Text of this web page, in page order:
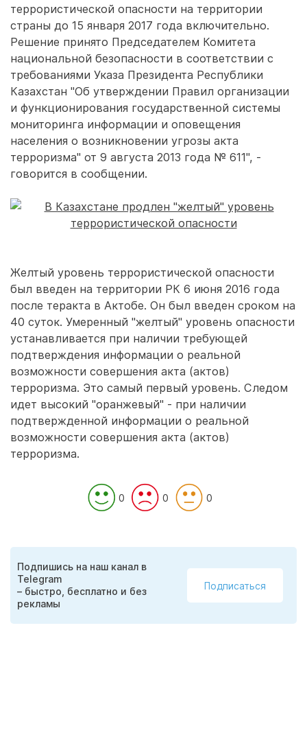
террористической опасности на территории
страны до 15 января 2017 года включительно.
Решение принято Председателем Комитета
национальной безопасности в соответствии с
требованиями Указа Президента Республики
Казахстан "Об утверждении Правил организации
и функционирования государственной системы
мониторинга информации и оповещения
населения о возникновении угрозы акта
терроризма" от 9 августа 2013 года № 611", -
говорится в сообщении.
Желтый уровень террористической опасности
был введен на территории РК 6 июня 2016 года
после теракта в Актобе. Он был введен сроком на
40 суток. Умеренный "желтый" уровень опасности
устанавливается при наличии требующей
подтверждения информации о реальной
возможности совершения акта (актов)
терроризма. Это самый первый уровень. Следом
идет высокий "оранжевый" - при наличии
подтвержденной информации о реальной
возможности совершения акта (актов)
терроризма.
0 0 0
Подпишись на наш канал в
Telegram
– быстро, бесплатно и без
рекламы
Подписаться